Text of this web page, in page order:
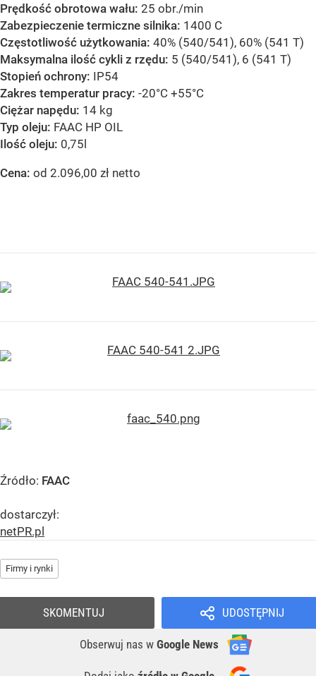
Prędkość obrotowa wału: 25 obr./min
Zabezpieczenie termiczne silnika: 1400 C
Częstotliwość użytkowania: 40% (540/541), 60% (541 T)
Maksymalna ilość cykli z rzędu: 5 (540/541), 6 (541 T)
Stopień ochrony: IP54
Zakres temperatur pracy: -20°C +55°C
Ciężar napędu: 14 kg
Typ oleju: FAAC HP OIL
Ilość oleju: 0,75l
Cena: od 2.096,00 zł netto
Źródło: FAAC
dostarczył:
netPR.pl
Firmy i rynki
UDOSTĘPNIJ
Obserwuj nas w Google News
SKOMENTUJ